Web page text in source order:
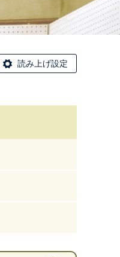
読み上げ設定